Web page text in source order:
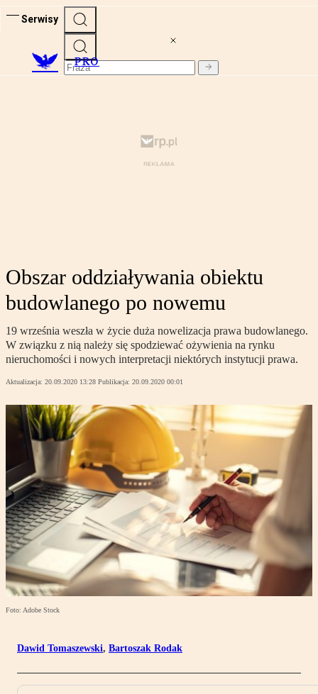
Serwisy
PRO
Obszar oddziaływania obiektu
budowlanego po nowemu
19 września weszła w życie duża nowelizacja prawa budowlanego.
W związku z nią należy się spodziewać ożywienia na rynku
nieruchomości i nowych interpretacji niektórych instytucji prawa.
Aktualizacja: 20.09.2020 13:28 Publikacja: 20.09.2020 00:01
Foto: Adobe Stock
Dawid Tomaszewski, Bartoszak Rodak